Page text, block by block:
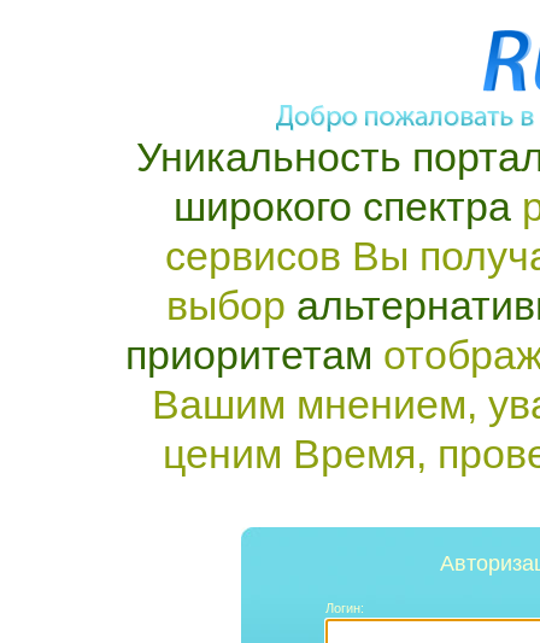
Уникальность
широкого спектра
сервисов Вы
выбор
приоритетам
Вашим мнением,
ценим Время,
Логин: